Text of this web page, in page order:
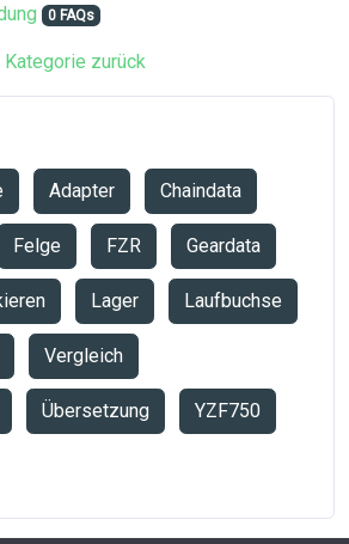
0 FAQs
zurück
Adapter Chaindata
Felge FZR Geardata
Lager Laufbuchse
Vergleich
Übersetzung YZF750